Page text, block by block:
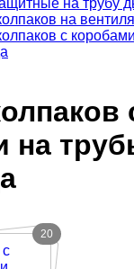
на трубу
на
с
на
20